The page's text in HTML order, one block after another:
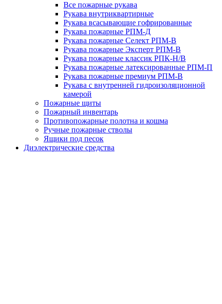
Все пожарные рукава
Рукава внутриквартирные
Рукава всасывающие гофрированные
Рукава пожарные РПМ-Д
Рукава пожарные Селект РПМ-В
Рукава пожарные Эксперт РПМ-В
Рукава пожарные классик РПК-Н/В
Рукава пожарные латексированные РПМ-П
Рукава пожарные премиум РПМ-В
Рукава с внутренней гидроизоляционной
камерой
Пожарные щиты
Пожарный инвентарь
Противопожарные полотна и кошма
Ручные пожарные стволы
Ящики под песок
Диэлектрические средства